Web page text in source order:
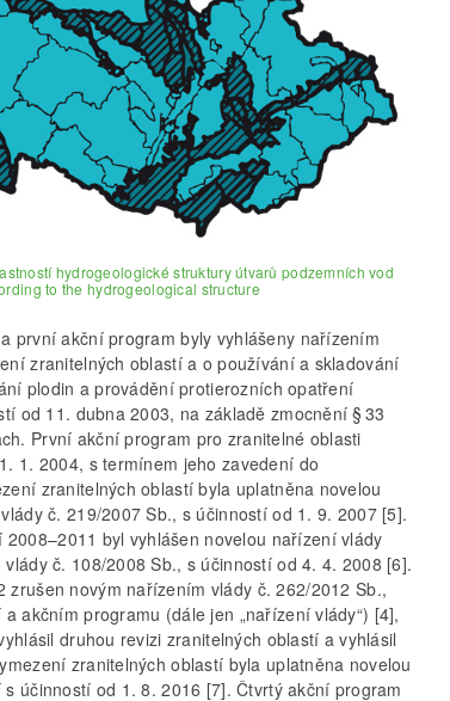
hydrogeologické struktury útvarů podzemních vod
to the hydrogeological structure
první akční program byly vyhlášeny nařízením
zranitelných oblastí a o používání a skladování
plodin a provádění protierozních opatření
od 11. dubna 2003, na základě zmocnění § 33
První akční program pro zranitelné oblasti
1. 2004, s termínem jeho zavedení do
zranitelných oblastí byla uplatněna novelou
č. 219/2007 Sb., s účinností od 1. 9. 2007 [5].
byl vyhlášen novelou nařízení vlády
č. 108/2008 Sb., s účinností od 4. 4. 2008 [6].
zrušen novým nařízením vlády č. 262/2012 Sb.,
akčním programu (dále jen „nařízení vlády“) [4],
druhou revizi zranitelných oblastí a vyhlásil
zranitelných oblastí byla uplatněna novelou
účinností od 1. 8. 2016 [7]. Čtvrtý akční program